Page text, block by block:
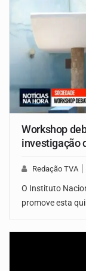
Workshop
investigação
Redação TVA
O Instituto
promove esta